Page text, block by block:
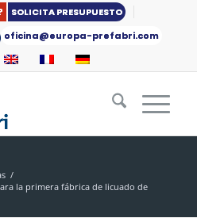
SOLICITA PRESUPUESTO
oficina@europa-prefabri.com
/
la primera fábrica de licuado de